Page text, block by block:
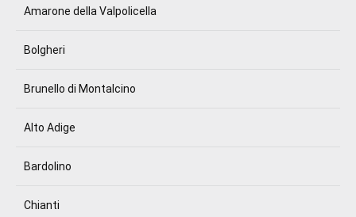
Amarone della Valpolicella
Bolgheri
Brunello di Montalcino
Alto Adige
Bardolino
Chianti